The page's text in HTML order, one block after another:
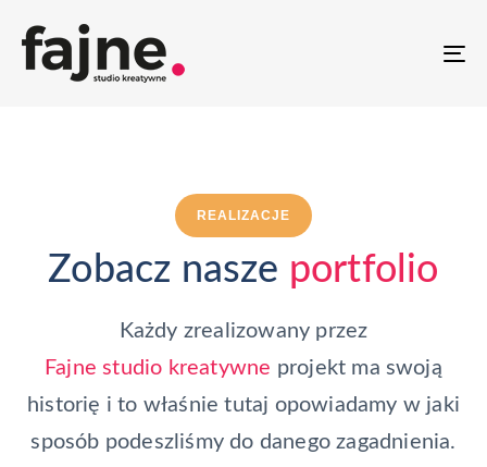
REALIZACJE
Zobacz nasze portfolio
Każdy zrealizowany przez
Fajne studio kreatywne projekt ma swoją
historię i to właśnie tutaj opowiadamy w jaki
sposób podeszliśmy do danego zagadnienia.